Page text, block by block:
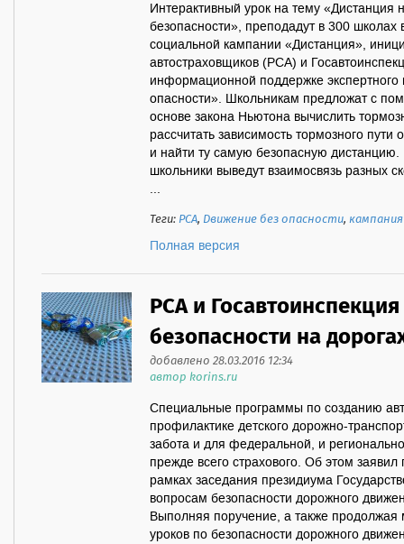
Интерактивный урок на тему «Дистанция
безопасности», преподадут в 300 школах
социальной кампании «Дистанция»,
автостраховщиков (РСА) и
информационной поддержке
опасности». Школьникам предложат с
основе закона Ньютона вычислить
рассчитать зависимость тормозного
и найти ту самую безопасную
школьники выведут взаимосвязь разных
...
Теги:РСА, Движение без опасности,
Полная версия
РСА и
безопасности на
добавлено 28.03.2016 12:34
автор korins.ru
Специальные программы по созданию
профилактике детского дорожно-
забота и для федеральной, и
прежде всего страхового. Об этом
рамках заседания президиума
вопросам безопасности дорожного
Выполняя поручение, а также продолжая
уроков по безопасности дорожного